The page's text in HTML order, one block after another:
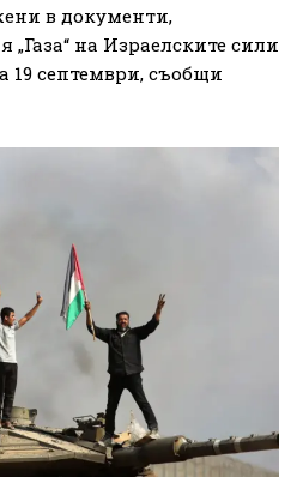
в документи,
на Израелските сили
19 септември, съобщи